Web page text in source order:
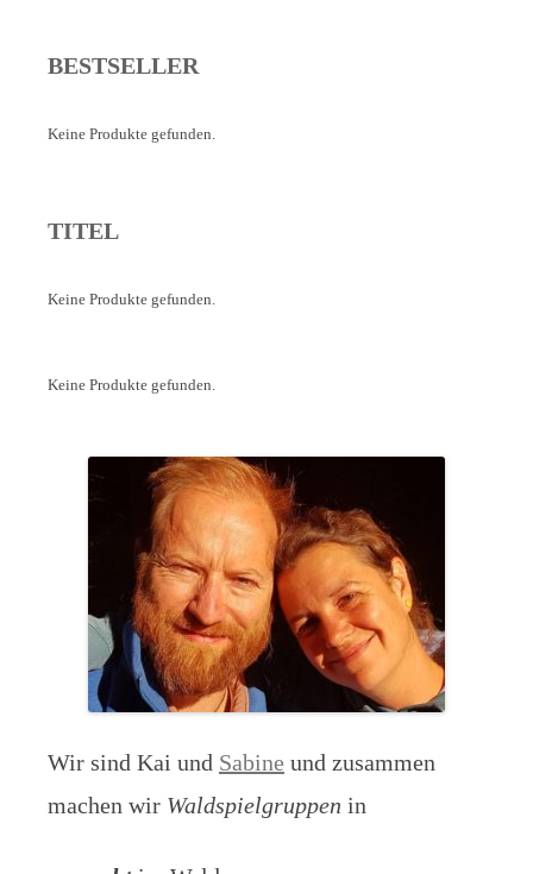
BESTSELLER
Keine Produkte gefunden.
TITEL
Keine Produkte gefunden.
Keine Produkte gefunden.
Wir sind Kai und Sabine und zusammen
machen wir Waldspielgruppen in